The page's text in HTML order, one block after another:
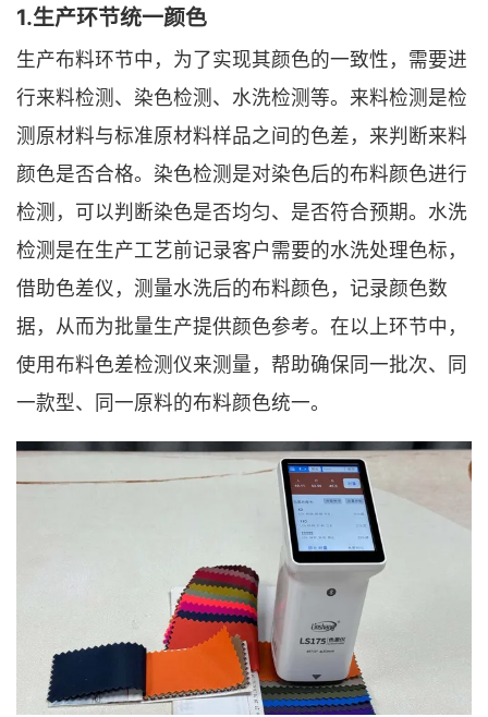
1.生产环节统一颜色
生产布料环节中，为了实现其颜色的一致性，需要进
行来料检测、染色检测、水洗检测等。来料检测是检
测原材料与标准原材料样品之间的色差，来判断来料
颜色是否合格。染色检测是对染色后的布料颜色进行
检测，可以判断染色是否均匀、是否符合预期。水洗
检测是在生产工艺前记录客户需要的水洗处理色标，
借助色差仪，测量水洗后的布料颜色，记录颜色数
据，从而为批量生产提供颜色参考。在以上环节中，
使用布料色差检测仪来测量，帮助确保同一批次、同
一款型、同一原料的布料颜色统一。